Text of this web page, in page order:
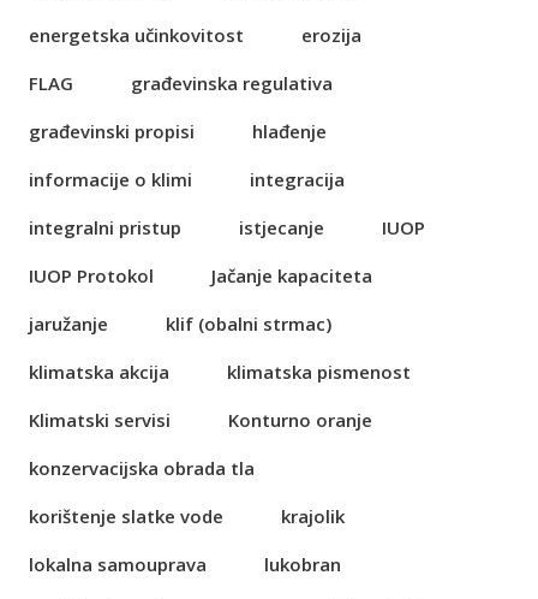
energetska učinkovitost
erozija
FLAG
građevinska regulativa
građevinski propisi
hlađenje
informacije o klimi
integracija
integralni pristup
istjecanje
IUOP
IUOP Protokol
Jačanje kapaciteta
jaružanje
klif (obalni strmac)
klimatska akcija
klimatska pismenost
Klimatski servisi
Konturno oranje
konzervacijska obrada tla
korištenje slatke vode
krajolik
lokalna samouprava
lukobran